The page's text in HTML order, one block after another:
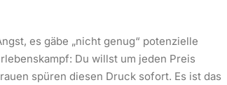
es gäbe „nicht genug“ potenzielle
Du willst um jeden Preis
spüren diesen Druck sofort. Es ist das